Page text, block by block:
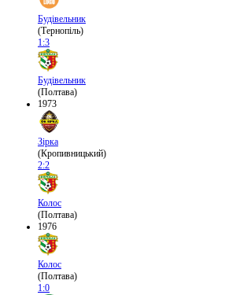
Будівельник
(Тернопіль)
1:3
Будівельник
(Полтава)
1973
Зірка
(Кропивницький)
2:2
Колос
(Полтава)
1976
Колос
(Полтава)
1:0